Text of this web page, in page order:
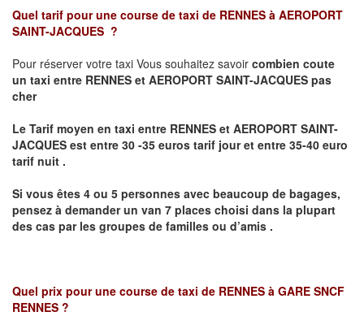
Quel tarif pour une course de taxi de RENNES à AEROPORT
SAINT-JACQUES ?
Pour réserver votre taxi Vous souhaitez savoir combien coute
un taxi entre RENNES et AEROPORT SAINT-JACQUES pas
cher
Le Tarif moyen en taxi entre RENNES et AEROPORT SAINT-
JACQUES est entre 30 -35 euros tarif jour et entre 35-40 euro
tarif nuit .
Si vous êtes 4 ou 5 personnes avec beaucoup de bagages,
pensez à demander un van 7 places choisi dans la plupart
des cas par les groupes de familles ou d’amis .
Quel prix pour une course de taxi de RENNES à GARE SNCF
RENNES ?